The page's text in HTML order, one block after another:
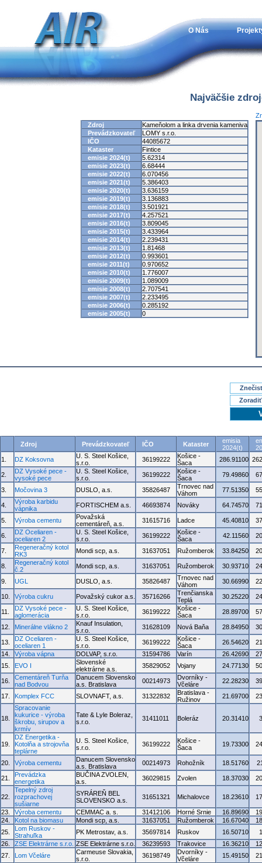
O Nás
Najväčšie
Zdroj
Kameňolom a linka drvenia kameniva
Prevádzkovateľ
LOMY s.r.o.
IČO
44085672
Kataster
Fintice
emisie 2024(t)
5.62314
emisie 2023(t)
6.68444
emisie 2022(t)
6.070456
emisie 2021(t)
5.386403
emisie 2020(t)
3.636159
emisie 2019(t)
3.136883
emisie 2018(t)
3.501921
emisie 2017(t)
4.257521
emisie 2016(t)
3.809045
emisie 2015(t)
3.433964
emisie 2014(t)
2.239431
emisie 2013(t)
1.81468
emisie 2012(t)
0.993601
emisie 2011(t)
0.970652
emisie 2010(t)
1.776007
emisie 2009(t)
1.089009
emisie 2008(t)
2.707541
emisie 2007(t)
2.233495
emisie 2006(t)
0.285192
emisie 2005(t)
0
Zdroj Prevádzkovateľ IČO Kataster
emisia
2024(t)
1.
DZ Koksovna
U. S. Steel Košice,
s.r.o.
36199222
Košice -
Šaca
286.91100
2.
DZ Vysoké pece -
vysoké pece
U. S. Steel Košice,
s.r.o.
36199222
Košice -
Šaca
79.49860
3. Močovina 3 DUSLO, a.s. 35826487
Trnovec nad
Váhom
77.51350
4.
Výroba karbidu
vápnika
FORTISCHEM a.s. 46693874 Nováky 64.74570
5. Výroba cementu
Považská
cementáreň, a.s.
31615716 Ladce 45.40810
6.
DZ Oceliaren -
oceliaren 2
U. S. Steel Košice,
s.r.o.
36199222
Košice -
Šaca
42.11560
7.
Regeneračný kotol
RK3
Mondi scp, a.s. 31637051 Ružomberok 33.84250
8.
Regeneračný kotol
č.2
Mondi scp, a.s. 31637051 Ružomberok 30.93710
9. UGL DUSLO, a.s. 35826487
Trnovec nad
Váhom
30.66990
10. Výroba cukru Považský cukor a.s. 35716266
Trenčianska
Teplá
30.25220
11.
DZ Vysoké pece -
aglomerácia
U. S. Steel Košice,
s.r.o.
36199222
Košice -
Šaca
28.89700
12. Minerálne vlákno 2
Knauf Insulation,
s.r.o.
31628109 Nová Baňa 28.84950
13.
DZ Oceliaren -
oceliaren 1
U. S. Steel Košice,
s.r.o.
36199222
Košice -
Šaca
26.54620
14.
Výroba vápna DOLVAP, s.r.o. 31594786 Varín 26.42690
15.
EVO I
Slovenské
elektrárne a.s.
35829052 Vojany 24.77130
16.
Cementáreň Turňa
nad Bodvou
Danucem Slovensko
a.s. Bratislava
00214973
Dvorníky -
Včeláre
22.28230
17. Komplex FCC SLOVNAFT, a.s. 31322832
Bratislava -
Ružinov
21.69700
18.
Spracovanie
kukurice - výroba
škrobu, sirupov a
krmív
Tate & Lyle Boleraz,
s.r.o.
31411011 Boleráz 20.31410
19.
DZ Energetika -
Kotolňa a strojovňa
teplárne
U. S. Steel Košice,
s.r.o.
36199222
Košice -
Šaca
19.73300
20. Výroba cementu
Danucem Slovensko
a.s. Bratislava
00214973 Rohožník 18.51760
21.
Prevádzka
energetika
BUČINA ZVOLEN,
a.s.
36029815 Zvolen 18.37030
22.
Tepelný zdroj
rozprachovej
sušiarne
SYRÁREŇ BEL
SLOVENSKO a.s.
31651321 Michalovce 18.23610
23. Výroba cementu CEMMAC a. s. 31412106 Horné Srnie 16.89690
24.
Kotol na biomasu Mondi scp, a.s. 31637051 Ružomberok 16.67040
25.
Lom Ruskov -
Strahuľka
PK Metrostav, a.s. 35697814 Ruskov 16.50710
26.
ZSE Elektrárne s.r.o. ZSE Elektrárne s.r.o. 36239593 Trakovice 16.36210
27.
Lom Včeláre
Carmeuse Slovakia,
s.r.o.
36198749
Dvorníky -
Včeláre
15.49150